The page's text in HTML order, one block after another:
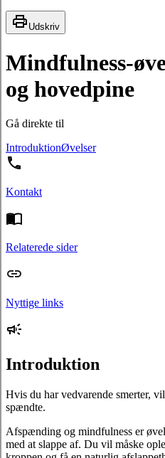
Udskriv
Mindfulness-
og hovedpine
Gå direkte til
IntroduktionØvelser
Kontakt
Relaterede sider
Nyttige links
Introduktion
Hvis du har vedvarende smerter,
spændte.
Afspænding og mindfulness er
med at slappe af. Du vil måske